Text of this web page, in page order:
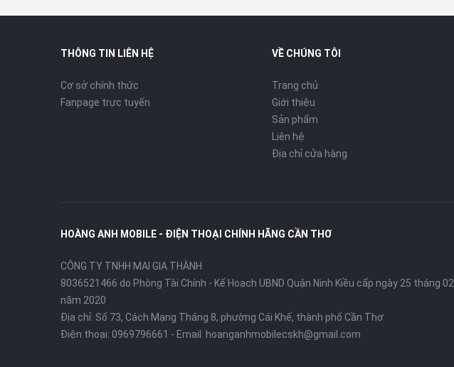
THÔNG TIN LIÊN HỆ
Cơ sở chính thức
Fanpage trực tuyến
VỀ CHÚNG TÔI
Trang chủ
Giới thiệu
Sản phẩm
Liên hệ
Địa chỉ cửa hàng
HOÀNG ANH MOBILE - ĐIỆN THOẠI CHÍNH HÃNG CẦN THƠ
CÔNG TY TNHH MAI GIA THÀNH
8036521466 do Phòng Tài Chính - Kế Hoạch UBND Quận Ninh Kiều cấp ngày 25 tháng 02
năm 2020
Địa chỉ: Số 73, Cách Mạng Tháng 8, phường Cái Khế, thành phố Cần Thơ
Điện thoại: 0969796661 - Email: hoanganhmobilecskh@gmail.com